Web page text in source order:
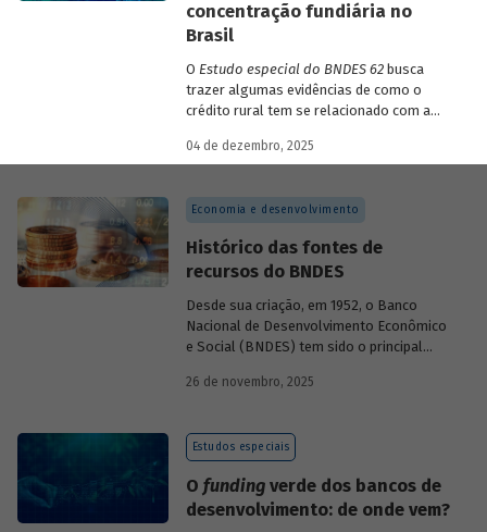
concentração fundiária no
Brasil
O Estudo especial do BNDES 62busca
trazer algumas evidências de como o
crédito rural tem se relacionado com a
papel desempenhado pelo BNDES.
04 de dezembro, 2025
Economia e desenvolvimento
Histórico das fontes de
recursos do BNDES
Desde sua criação, em 1952, o Banco
Nacional de Desenvolvimento Econômico
e Social (BNDES) tem sido o principal
brasileiro, ocupando um espaço central
momentos de crise, como as de 2008 e
da Covid-19, e no combate à emergência
entanto, são necessárias sólidas fontes
de recursos.
26 de novembro, 2025
Estudos especiais
O fundingverde dos bancos de
desenvolvimento: de onde vem?